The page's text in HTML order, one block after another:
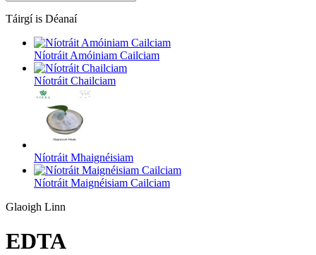
Táirgí is Déanaí
Níotráit Amóiniam Cailciam
Níotráit Chailciam
Níotráit Mhaignéisiam
Níotráit Maignéisiam Cailciam
Glaoigh Linn
EDTA